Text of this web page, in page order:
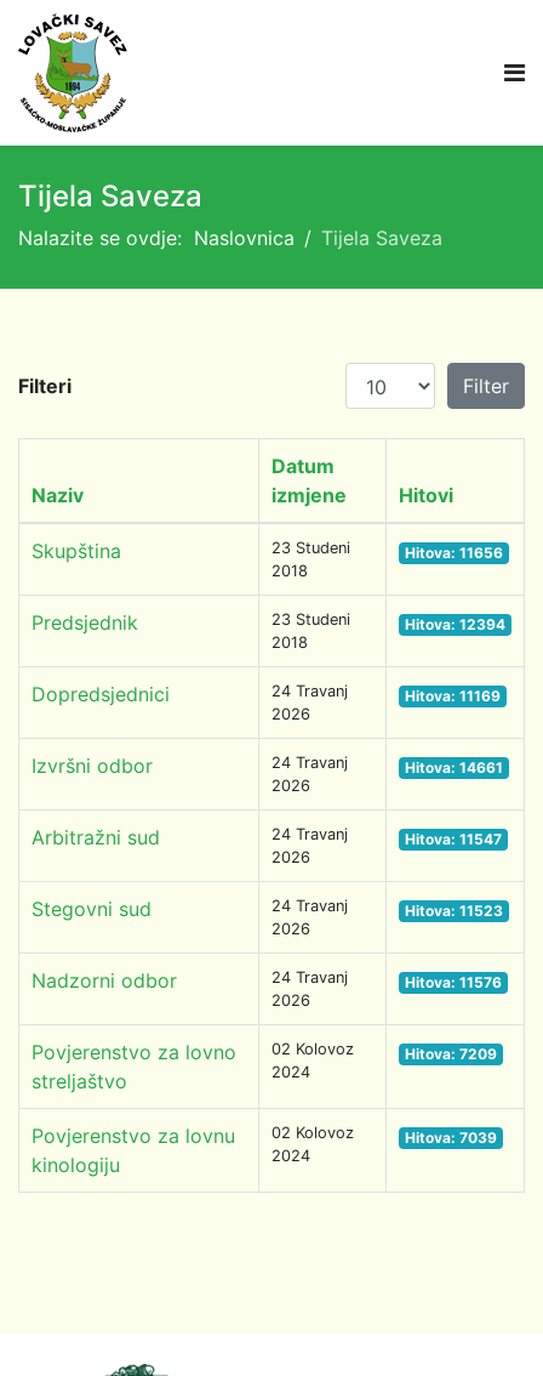
Tijela Saveza
Nalazite se ovdje: Naslovnica Tijela Saveza
Filteri Prikaz # Filter
Naziv
Datum
izmjene
Hitovi
Skupština
23 Studeni
2018
Hitova: 11656
Predsjednik
23 Studeni
2018
Hitova: 12394
Dopredsjednici
24 Travanj
2026
Hitova: 11169
Izvršni odbor
24 Travanj
2026
Hitova: 14661
Arbitražni sud
24 Travanj
2026
Hitova: 11547
Stegovni sud
24 Travanj
2026
Hitova: 11523
Nadzorni odbor
24 Travanj
2026
Hitova: 11576
Povjerenstvo za lovno
streljaštvo
02 Kolovoz
2024
Hitova: 7209
Povjerenstvo za lovnu
kinologiju
02 Kolovoz
2024
Hitova: 7039